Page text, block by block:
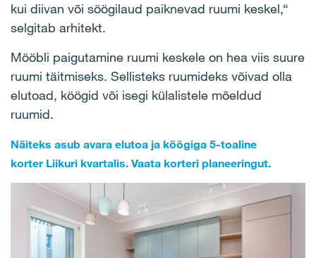
kui diivan või söögilaud paiknevad ruumi keskel,“
selgitab arhitekt.
Mööbli paigutamine ruumi keskele on hea viis suure
ruumi täitmiseks. Sellisteks ruumideks võivad olla
elutoad, köögid või isegi külalistele mõeldud
ruumid.
Näiteks asub avara elutoa ja köögiga 5-toaline
korter Liikuri kvartalis. Vaata korteri planeeringut.